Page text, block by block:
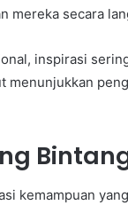
mereka secara
inspirasi
menunjukkan
kemampuan